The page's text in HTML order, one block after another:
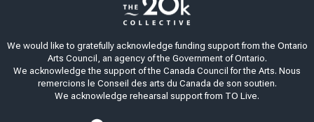
We would like to gratefully acknowledge funding support from the Ontario
Arts Council, an agency of the Government of Ontario.
We acknowledge the support of the Canada Council for the Arts. Nous
remercions le Conseil des arts du Canada de son soutien.
We acknowledge rehearsal support from TO Live.